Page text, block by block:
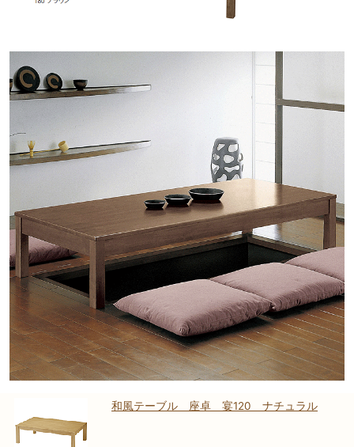
和風テーブル 座卓 宴120 ナチュラル